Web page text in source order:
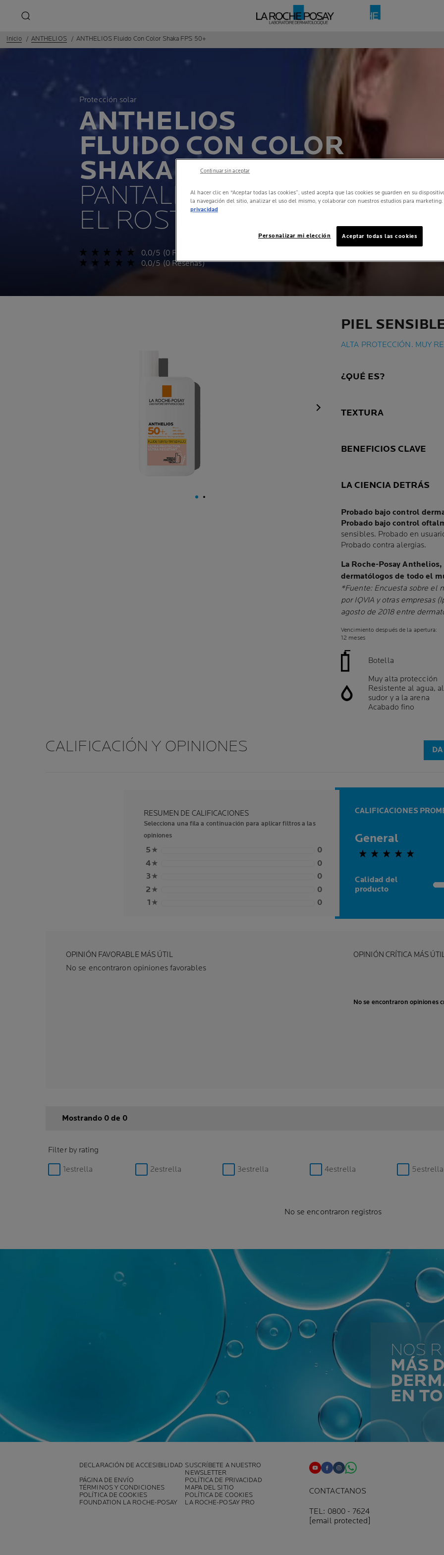
Inicio ANTHELIOS ANTHELIOS Fluido Con Color Shaka FPS 50+
Protección solar
ANTHELIOS
FLUIDO CON COLOR
SHAKA FPS 50+
PANTALLA SOLAR PARA
EL ROSTRO
0,0/5 (0 Reseñas)
0,0/5 (0 Reseñas)
Panel siguiente
PIEL
ALTA PROTECCIÓN. MUY
¿QUÉ ES?
TEXTURA
BENEFICIOS CLAVE
LA CIENCIA DETRÁS
Probado bajo control
Probado bajo control
sensibles. Probado en
Probado contra alergias.
La Roche-Posay
dermatólogos de todo el
*Fuente: Encuesta sobre el
por IQVIA y otras empresas
agosto de 2018 entre
Vencimiento después de la apertura:
12 meses
Botella
Muy alta protección
Resistente al agua, al
sudor y a la arena
Acabado fino
CALIFICACIÓN Y OPINIONES
RESUMEN DE CALIFICACIONES
Selecciona una fila a continuación para aplicar filtros a las
opiniones
5 ★
0
4★
0
3★
0
2 ★
0
1 ★ 0
CALIFICACIONES
General
0,0 out of 5 stars
Calidad del
producto
0,0 out of 5 stars
OPINIÓN FAVORABLE MÁS ÚTIL
No se encontraron opiniones favorables
OPINIÓN CRÍTICA MÁS
No se encontraron opiniones
Mostrando 0 de 0
Filter by rating
1estrella 2estrella 3estrella 4estrella 5estrella
No se encontraron registros
NOS
MÁS
EN
DECLARACIÓN DE ACCESIBILIDAD SUSCRÍBETE A NUESTRO
NEWSLETTER
PÁGINA DE ENVÍO
POLÍTICA DE PRIVACIDAD
TÉRMINOS Y CONDICIONES
MAPA DEL SITIO
POLÍTICA DE COOKIES
POLÍTICA DE COOKIES
FOUNDATION LA ROCHE-POSAY
LA ROCHE-POSAY PRO
CONTACTANOS
TEL: 0800 - 7624
[email protected]
Al hacer clic en “Aceptar todas las cookies”, usted acepta que las cookies se guarden en su
la navegación del sitio, analizar el uso del mismo, y colaborar con nuestros estudios para marketing.
privacidad
Aceptar todas las cookies
Personalizar mi elección
Continuar sin aceptar